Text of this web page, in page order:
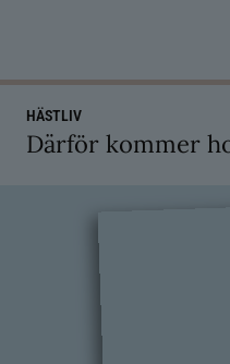
HÄSTLIV
Därför kommer